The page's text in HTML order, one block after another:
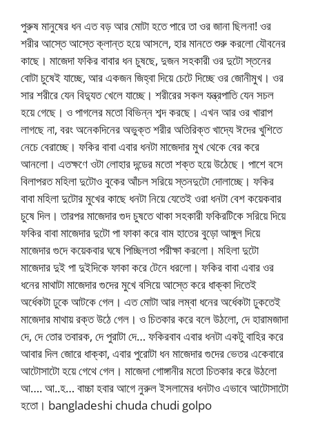
পুরুষ মানুষের ধন এত বড় আর মোটা হতে পারে তা ওর জানা ছিলনা! ওর
শরীর আস্তে আস্তে ক্লান্ত হয়ে আসলে, হার মানতে শুরু করলো যৌবনের
কাছে। মাজেদা ফকির বাবার ধন চুষছে, দুজন সহকারী ওর দুটো স্তনের
বোটা চুষেই যাচ্ছে, আর একজন জিহ্বা দিয়ে চেটে দিচ্ছে ওর জোনীমুখ। ওর
সার শরীরে যেন বিদ্যুত খেলে যাচ্ছে। শরীরের সকল যন্ত্রপাতি যেন সচল
হয়ে গেছে। ও পাগলের মতো বিভিন্ন শব্দ করছে। এখন আর ওর খারাপ
লাগছে না, বরং অনেকদিনের অভুক্ত শরীর অতিরিক্ত খাদ্যে ঈদের খুশিতে
নেচে বেরাচ্ছে। ফকির বাবা এবার ধনটা মাজেদার মুখ থেকে বের করে
আনলো। এতক্ষণে ওটা লোহার দন্ডের মতো শক্ত হয়ে উঠেছে। পাশে বসে
বিলাপরত মহিলা দুটোও বুকের আঁচল সরিয়ে স্তনদুটো দোলাচ্ছে। ফকির
বাবা মহিলা দুটোর মুখের কাছে ধনটা নিয়ে যেতেই ওরা ধনটা বেশ কয়েকবার
চুষে দিল। তারপর মাজেদার গুদ চুষতে থাকা সহকারী ফকিরটিকে সরিয়ে দিয়ে
ফকির বাবা মাজেদার দুটো পা ফাকা করে বাম হাতের বুড়ো আঙ্গুল দিয়ে
মাজেদার গুদে কয়েকবার ঘষে পিচ্ছিলতা পরীক্ষা করলো। মহিলা দুটো
মাজেদার দুই পা দুইদিকে ফাকা করে টেনে ধরলো। ফকির বাবা এবার ওর
ধনের মাথাটা মাজেদার গুদের মুখে বসিয়ে আস্তে করে ধাক্কা দিতেই
অর্ধেকটা ঢুকে আটকে গেল। এত মোটা আর লম্বা ধনের অর্ধেকটা ঢুকতেই
মাজেদার মাথায় রক্ত উঠে গেল। ও চিতকার করে বলে উঠলো, দে হারামজাদা
দে, দে তোর তবারক, দে পুরাটা দে… ফকিরবাব এবার ধনটা একটু বাহির করে
আবার দিল জোরে ধাক্কা, এবার পুরোটা ধন মাজেদার গুদের ভেতর একেবারে
আটোসাটো হয়ে গেথে গেল। মাজেদা গোঙ্গানীর মতো চিতকার করে উঠলো
আ…. আ..হ… বাচ্চা হবার আগে নুরুল ইসলামের ধনটাও এভাবে আটোসাটো
হতো। bangladeshi chuda chudi golpo